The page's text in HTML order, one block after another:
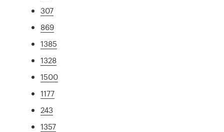
307
869
1385
1328
1500
1177
243
1357